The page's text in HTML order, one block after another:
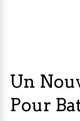
Un
Pour